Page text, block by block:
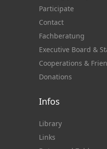
Participate
Contact
Fachberatung
Executive Board &
Cooperations &
Donations
Infos
Library
Links